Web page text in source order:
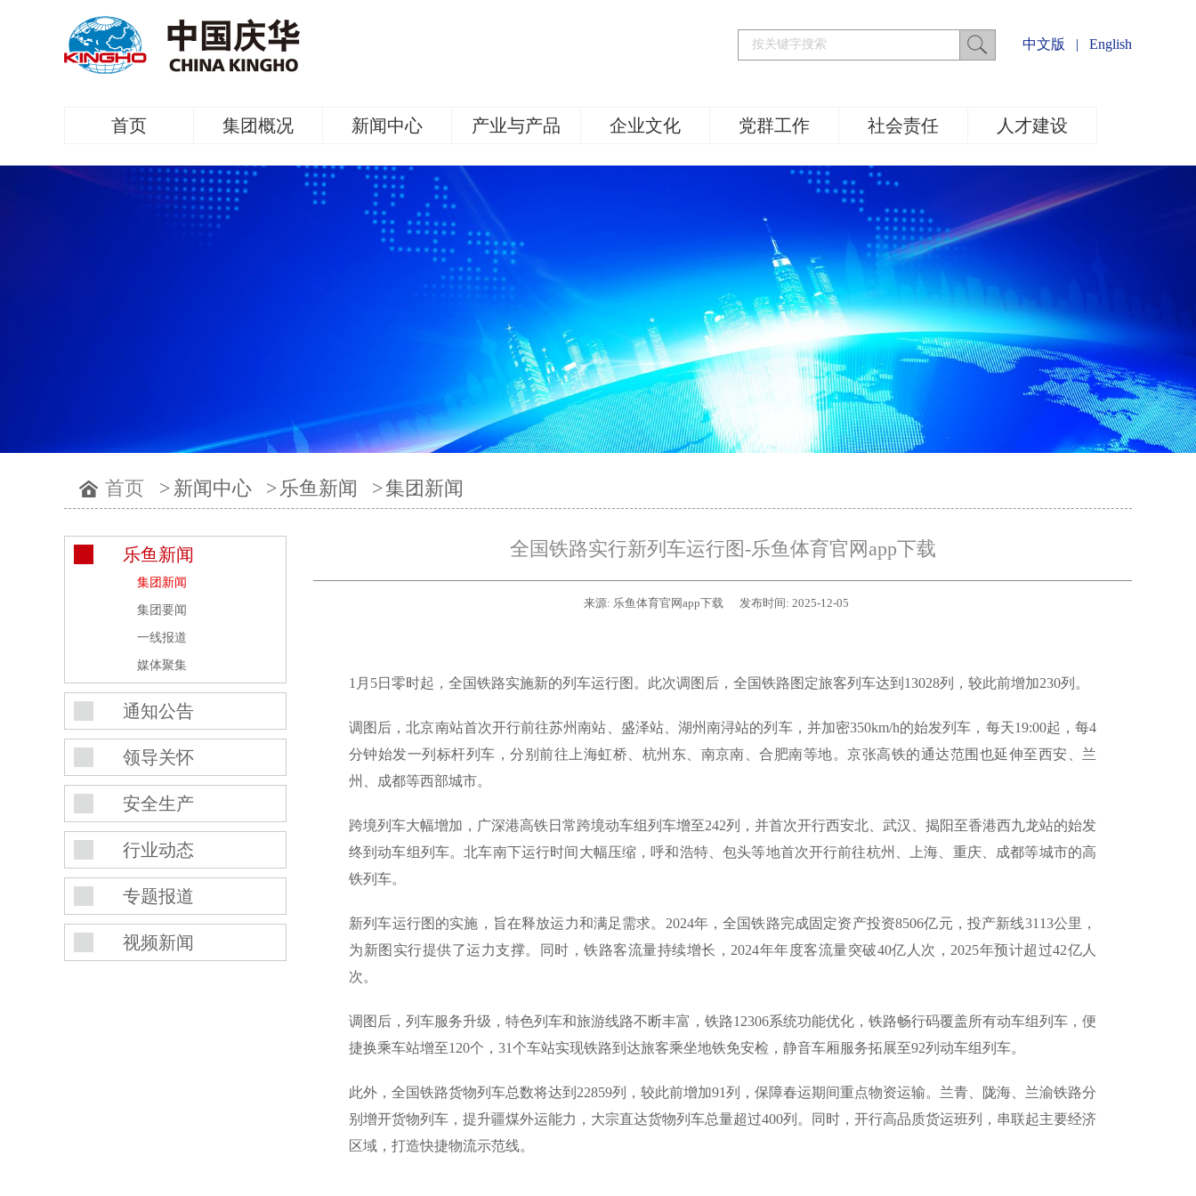
中文版 | English
首页 集团概况 新闻中心 产业与产品 企业文化 党群工作 社会责任 人才建设
首页 > 新闻中心 > 乐鱼新闻 >集团新闻
乐鱼新闻
集团新闻
集团要闻
一线报道
媒体聚集
通知公告
领导关怀
安全生产
行业动态
专题报道
视频新闻
全国铁路实行新列车运行图-乐鱼体育官网app下载
来源: 乐鱼体育官网app下载 发布时间: 2025-12-05
1月5日零时起，全国铁路实施新的列车运行图。此次调图后，全国铁路图定旅客列车达到13028列，较此前增加230列。
调图后，北京南站首次开行前往苏州南站、盛泽站、湖州南浔站的列车，并加密350km/h的始发列车，每天19:00起，每4
分钟始发一列标杆列车，分别前往上海虹桥、杭州东、南京南、合肥南等地。京张高铁的通达范围也延伸至西安、兰
州、成都等西部城市。
跨境列车大幅增加，广深港高铁日常跨境动车组列车增至242列，并首次开行西安北、武汉、揭阳至香港西九龙站的始发
终到动车组列车。北车南下运行时间大幅压缩，呼和浩特、包头等地首次开行前往杭州、上海、重庆、成都等城市的高
铁列车。
新列车运行图的实施，旨在释放运力和满足需求。2024年，全国铁路完成固定资产投资8506亿元，投产新线3113公里，
为新图实行提供了运力支撑。同时，铁路客流量持续增长，2024年年度客流量突破40亿人次，2025年预计超过42亿人
次。
调图后，列车服务升级，特色列车和旅游线路不断丰富，铁路12306系统功能优化，铁路畅行码覆盖所有动车组列车，便
捷换乘车站增至120个，31个车站实现铁路到达旅客乘坐地铁免安检，静音车厢服务拓展至92列动车组列车。
此外，全国铁路货物列车总数将达到22859列，较此前增加91列，保障春运期间重点物资运输。兰青、陇海、兰渝铁路分
别增开货物列车，提升疆煤外运能力，大宗直达货物列车总量超过400列。同时，开行高品质货运班列，串联起主要经济
区域，打造快捷物流示范线。